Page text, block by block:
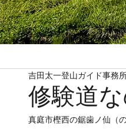
修験道
吉田太一登山ガイド事務
真庭市樫西の鋸歯ノ仙（